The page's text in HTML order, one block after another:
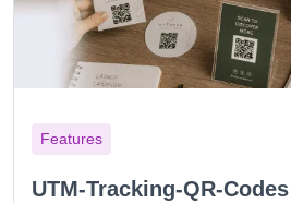
Features
UTM-Tracking-QR-Codes